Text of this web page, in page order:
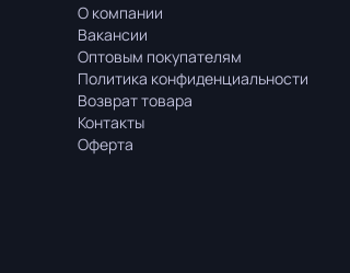
О компании
Вакансии
Оптовым покупателям
Политика конфиденциальности
Возврат товара
Контакты
Оферта